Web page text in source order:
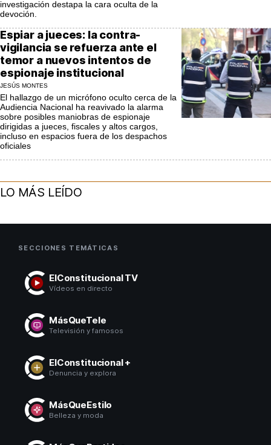
investigación destapa la cara oculta de la
devoción.
Espiar a jueces: la contra-
vigilancia se refuerza ante el
temor a nuevos intentos de
espionaje institucional
JESÚS MONTES
El hallazgo de un micrófono oculto cerca de la
Audiencia Nacional ha reavivado la alarma
sobre posibles maniobras de espionaje
dirigidas a jueces, fiscales y altos cargos,
incluso en espacios fuera de los despachos
oficiales
LO MÁS LEÍDO
SECCIONES TEMÁTICAS
ElConstitucional TV
Vídeos en directo
MásQueTele
Televisión y famosos
ElConstitucional +
Denuncia y explora
MásQueEstilo
Belleza y moda